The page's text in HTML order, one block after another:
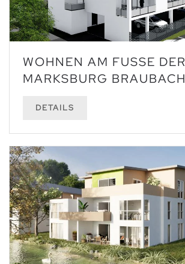
WOHNEN AM FUSSE DER M
ARKSBURG BRAUBACH
DETAILS